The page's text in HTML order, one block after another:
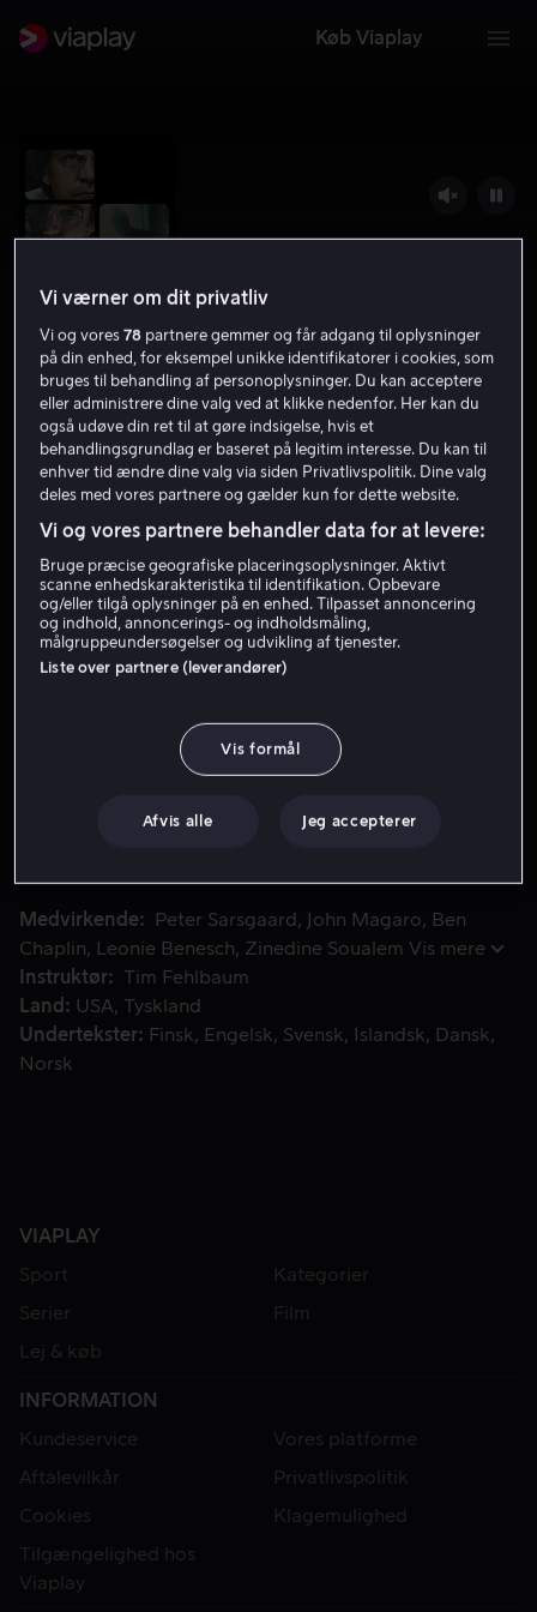
Køb Viaplay
September 5
7.1 Thriller 2024 1 t. 30 min
11 år
HD
Lej 59 kr
Køb 109 kr
Se trailer
En gidseltagning tvinger TV-chefen Arledge til at presse
En gidseltagning tvinger TV-chefen Arledge til at presse
nyheder. Med liv på spil og hele verden som tilskuere
Medvirkende Peter Sarsgaard John Magaro
Ben
Chaplin
Leonie Benesch Zinedine Soualem Vis mere
Instruktør
Tim Fehlbaum
Land
USA
Tyskland
Undertekster
Finsk Engelsk Svensk Islandsk
Dansk
Norsk
VIAPLAY
Sport
Kategorier
Serier
Film
Lej & køb
INFORMATION
Kundeservice
Vores platforme
Aftalevilkår
Privatlivspolitik
Cookies
Klagemulighed
Tilgængelighed hos
Viaplay
Vi værner om dit privatliv
Vi og vores78 partnere gemmer og får adgang til oplysninger
på din enhed, for eksempel unikke identifikatorer i cookies, som
bruges til behandling af personoplysninger. Du kan acceptere
eller administrere dine valg ved at klikke nedenfor. Her kan du
også udøve din ret til at gøre indsigelse, hvis et
behandlingsgrundlag er baseret på legitim interesse. Du kan til
enhver tid ændre dine valg via siden Privatlivspolitik. Dine valg
deles med vores partnere og gælder kun for dette website.
Vi og vores partnere behandler data for at levere:
Bruge præcise geografiske placeringsoplysninger. Aktivt
scanne enhedskarakteristika til identifikation. Opbevare
og/eller tilgå oplysninger på en enhed. Tilpasset annoncering
og indhold, annoncerings- og indholdsmåling,
målgruppeundersøgelser og udvikling af tjenester.
Liste over partnere (leverandører)
Vis formål
Afvis alle Jeg accepterer